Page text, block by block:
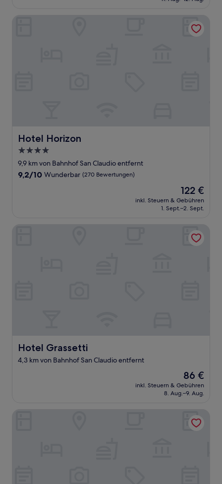
Hotel Horizon
Hotel Horizon
4.0-
Sterne-
Unterkunft
9,9 km von Bahnhof San Claudio entfernt
9.2
9,2/10 Wunderbar (270 Bewertungen)
Der
Preis
beträgt
122 €
inkl. Steuern & Gebühren
1. Sept.–2. Sept.
Hotel Grassetti
Hotel Grassetti
4,3 km von Bahnhof San Claudio entfernt
Der
Preis
beträgt
86 €
inkl. Steuern & Gebühren
8. Aug.–9. Aug.